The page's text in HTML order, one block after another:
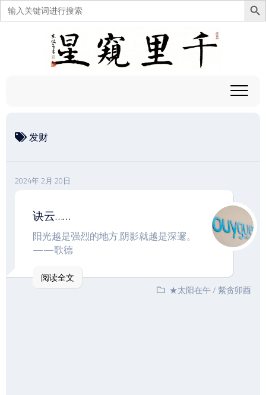
搜
索：
发财
2024年 2月 20日
诀云……
阳光越是强烈的地方,阴影就越是深邃。
——歌德
阅读全文
★太阳在午/紫贪卯酉